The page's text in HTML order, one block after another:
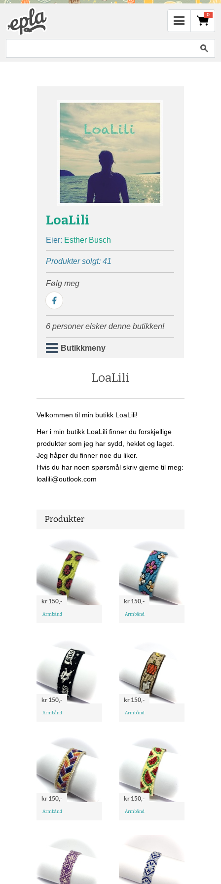
0
LoaLili
Eier: Esther Busch
Produkter solgt: 41
Følg meg
6 personer elsker denne butikken!
Butikkmeny
LoaLili
Velkommen til min butikk LoaLili!
Her i min butikk LoaLili finner du forskjellige
produkter som jeg har sydd, heklet og laget.
Jeg håper du finner noe du liker.
Hvis du har noen spørsmål skriv gjerne til meg:
loalili@outlook.com
Produkter
kr 150,-
Armbånd
kr 150,-
Armbånd
kr 150,-
Armbånd
kr 150,-
Armbånd
kr 150,-
Armbånd
kr 150,-
Armbånd